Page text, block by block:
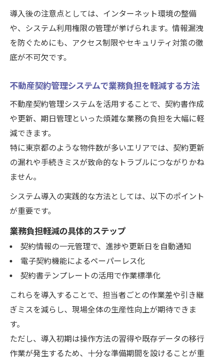
導入後の口コミや評判を参考にするポイン
ト
導入準備から運用開始までの具体的ステップ
整理
物件入力業務を効率化するシステム運用の
コツ
電子契約対応システム導入の流れと具体例
策定
東京都の管理現場が抱える課題を一挙解消
対策
契約更新漏れを解消するシステム運用の工
入法
管理倍率上昇に対応するシステム選定ポイ
ント
導入後の注意点としては、インターネット環境の整備
や、システム利用権限の管理が挙げられます。情報漏洩
を防ぐためにも、アクセス制限やセキュリティ対策の徹
底が不可欠です。
不動産契約管理システムで業務負担を軽減する方法
不動産契約管理システムを活用することで、契約書作成
や更新、期日管理といった煩雑な業務の負担を大幅に軽
減できます。
特に東京都のような物件数が多いエリアでは、契約更新
の漏れや手続きミスが致命的なトラブルにつながりかね
ません。
システム導入の実践的な方法としては、以下のポイント
が重要です。
業務負担軽減の具体的ステップ
契約情報の一元管理で、進捗や更新日を自動通知
電子契約機能によるペーパーレス化
契約書テンプレートの活用で作業標準化
これらを導入することで、担当者ごとの作業差や引き継
ぎミスを減らし、現場全体の生産性向上が期待できま
す。
ただし、導入初期は操作方法の習得や既存データの移行
作業が発生するため、十分な準備期間を設けることが重